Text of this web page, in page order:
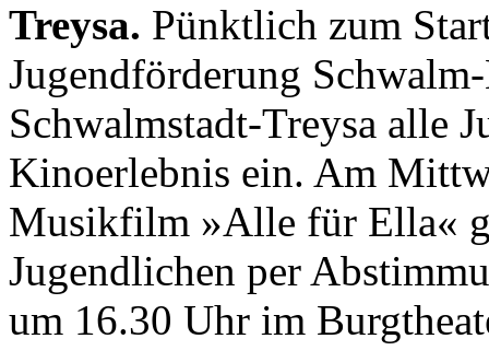
Treysa. Pünktlich zum
Jugendförderung
Schwalmstadt-Treysa alle
Kinoerlebnis ein. Am
Musikfilm »Alle für Ella«
Jugendlichen per
um 16.30 Uhr im